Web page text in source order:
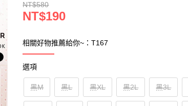
NT$580
NT$190
相關好物推薦給你~：T167
選項
黑M 黑L 黑XL 黑2L 黑3L